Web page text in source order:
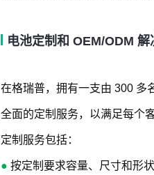
电池定制和 OEM/ODM 解
在格瑞普，拥有一支由 300 多
全面的定制服务，以满足每个
定制服务包括：
● 按定制要求容量、尺寸和形